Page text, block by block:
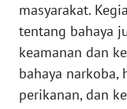
masyarakat.
tentang bahaya
keamanan dan
bahaya narkoba,
perikanan, dan
WN
JAKARTA
WN
JABAR